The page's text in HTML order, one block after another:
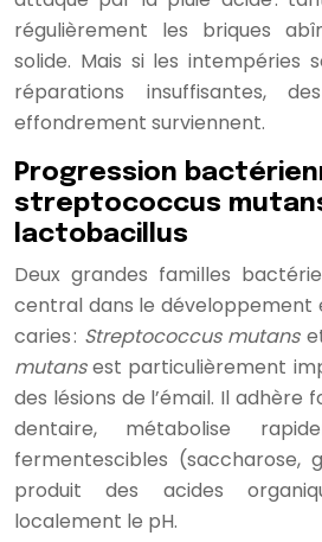
régulièrement les briques
solide. Mais si les intempéries
réparations insuffisantes,
effondrement surviennent.
Progression
streptococcus
lactobacillus
Deux grandes familles
central dans le développement
caries : Streptococcus mutans
mutansest particulièrement
des lésions de l’émail. Il
dentaire, métabolise
fermentescibles (saccharose,
produit des acides
localement le pH.